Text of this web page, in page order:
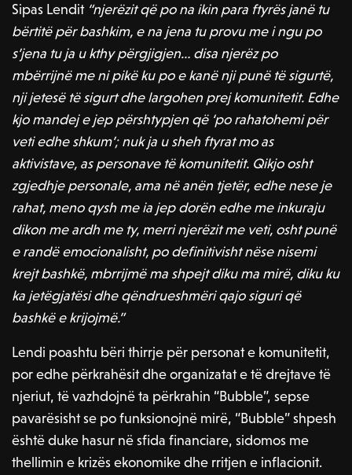
Sipas Lendit “njerëzit që po na ikin para ftyrës janë tu
bërtitë për bashkim, e na jena tu provu me i ngu po
s’jena tu ja u kthy përgjigjen… disa njerëz po
mbërrijnë me ni pikë ku po e kanë nji punë të sigurtë,
nji jetesë të sigurt dhe largohen prej komunitetit. Edhe
kjo mandej e jep përshtypjen që ‘po rahatohemi për
veti edhe shkum’; nuk ja u sheh ftyrat mo as
aktivistave, as personave të komunitetit. Qikjo osht
zgjedhje personale, ama në anën tjetër, edhe nese je
rahat, meno qysh me ia jep dorën edhe me inkuraju
dikon me ardh me ty, merri njerëzit me veti, osht punë
e randë emocionalisht, po definitivisht nëse nisemi
krejt bashkë, mbrrijmë ma shpejt diku ma mirë, diku ku
ka jetëgjatësi dhe qëndrueshmëri qajo siguri që
bashkë e krijojmë.”
Lendi poashtu bëri thirrje për personat e komunitetit,
por edhe përkrahësit dhe organizatat e të drejtave të
njeriut, të vazhdojnë ta përkrahin “Bubble”, sepse
pavarësisht se po funksionojnë mirë, “Bubble” shpesh
është duke hasur në sfida financiare, sidomos me
thellimin e krizës ekonomike dhe rritjen e inflacionit.